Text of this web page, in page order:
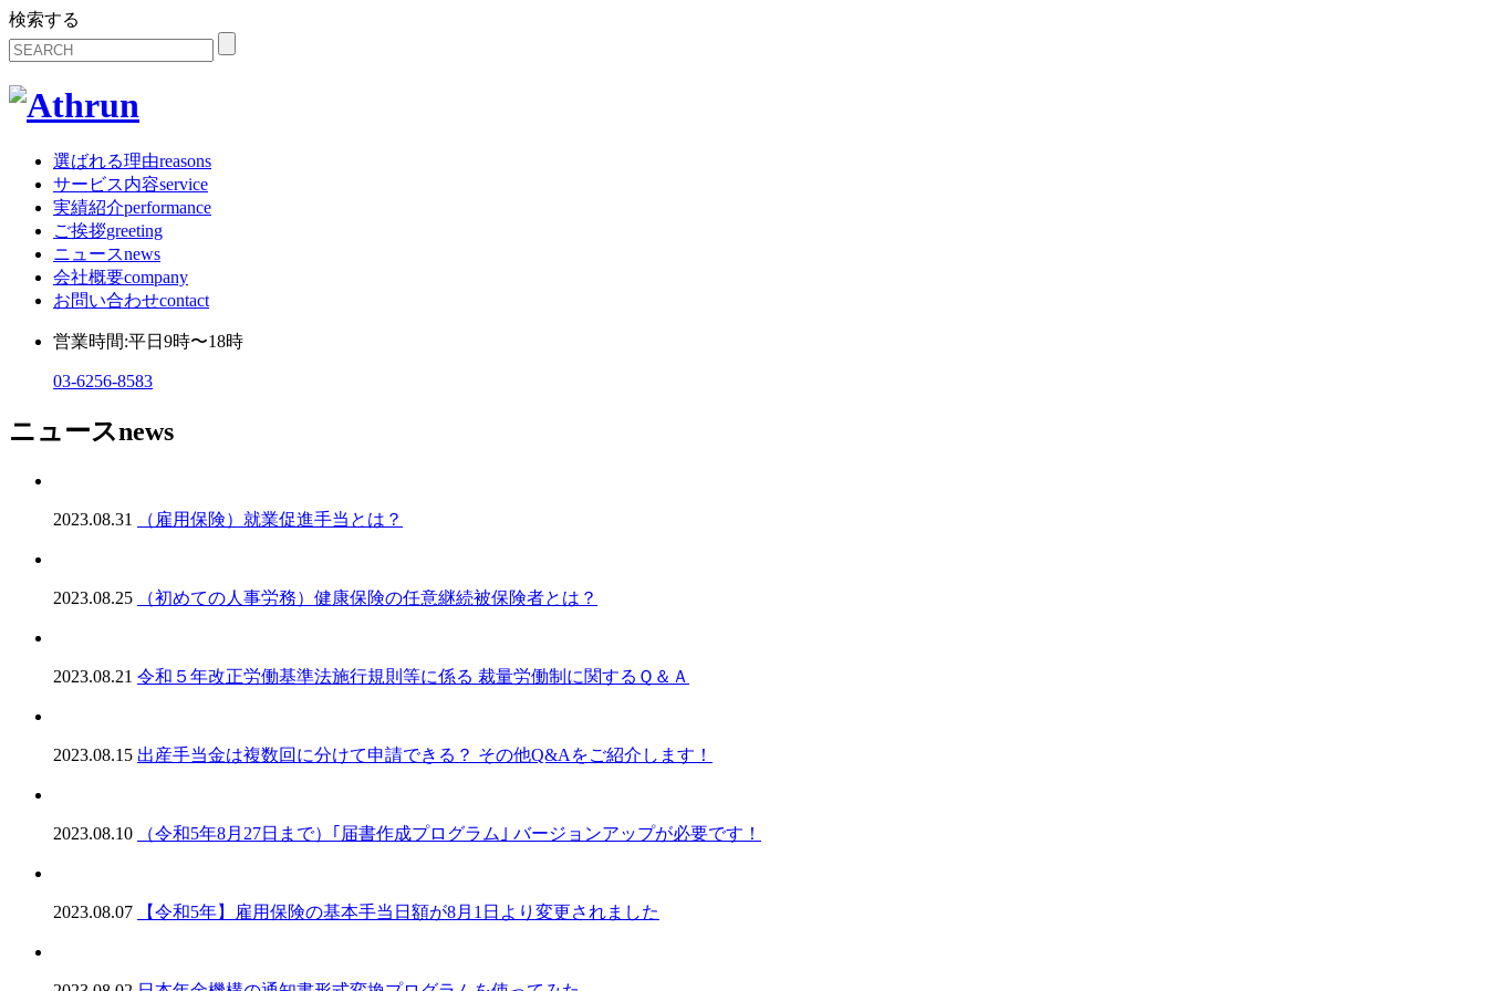
検索する
選ばれる理由reasons
サービス内容service
実績紹介performance
ご挨拶greeting
ニュースnews
会社概要company
お問い合わせcontact
営業時間:平日9時〜18時
03-6256-8583
ニュースnews
2023.08.31 （雇用保険）就業促進手当とは？
2023.08.25 （初めての人事労務）健康保険の任意継続被保険者とは？
2023.08.21 令和５年改正労働基準法施行規則等に係る 裁量労働制に関するＱ＆Ａ
2023.08.15 出産手当金は複数回に分けて申請できる？ その他Q&Aをご紹介します！
2023.08.10 （令和5年8月27日まで）｢届書作成プログラム｣ バージョンアップが必要です！
2023.08.07 【令和5年】雇用保険の基本手当日額が8月1日より変更されました